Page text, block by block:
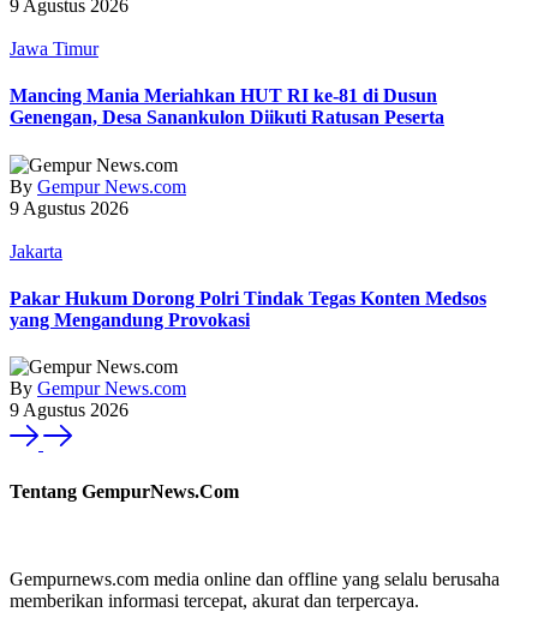
9 Agustus 2026
Jawa Timur
Mancing Mania Meriahkan HUT RI ke-81 di Dusun
Genengan, Desa Sanankulon Diikuti Ratusan Peserta
By Gempur News.com
9 Agustus 2026
Jakarta
Pakar Hukum Dorong Polri Tindak Tegas Konten Medsos
yang Mengandung Provokasi
By Gempur News.com
9 Agustus 2026
Tentang GempurNews.Com
Gempurnews.com media online dan offline yang selalu berusaha
memberikan informasi tercepat, akurat dan terpercaya.